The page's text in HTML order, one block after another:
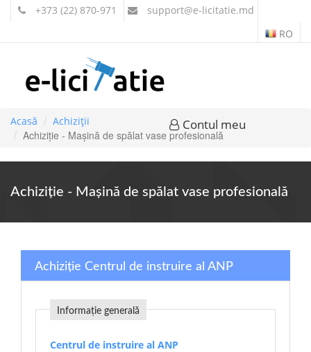
+373 (22) 870-971 support@e-licitatie.md
RO
Contul meu
Acasă Achiziții
Achiziție - Mașină de spălat vase profesională
Achiziție - Mașină de spălat vase profesională
Achiziție Centrul de instruire al ANP
Informație generală
Centrul de instruire al ANP